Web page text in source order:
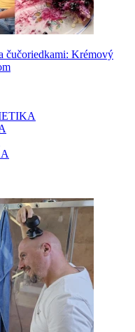
čučoriedkami: Krémový